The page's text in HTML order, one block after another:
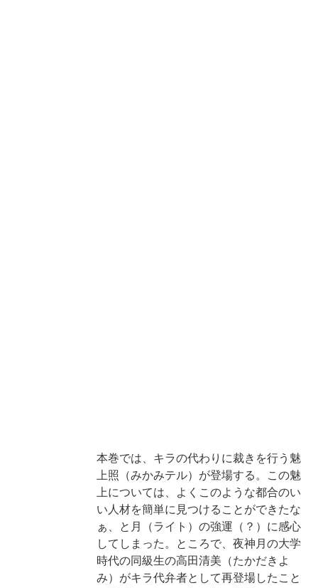
本巻では、キラの代わりに裁きを行う魅
上照（みかみテル）が登場する。この魅
上については、よくこのような都合のい
い人材を簡単に見つけることができたな
ぁ、と月（ライト）の強運（？）に感心
してしまった。ところで、夜神月の大学
時代の同級生の高田清美（たかだきよ
み）がキラ代弁者として再登場したこと